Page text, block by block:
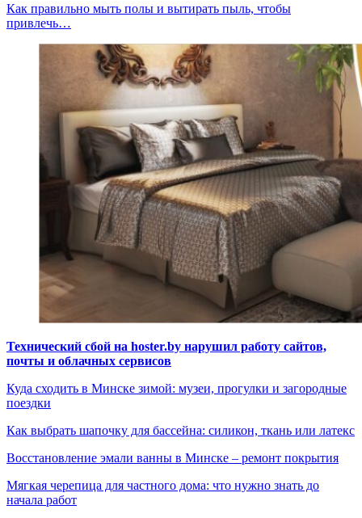
Как правильно мыть полы и вытирать пыль, чтобы
привлечь…
Технический сбой на hoster.by нарушил работу сайтов,
почты и облачных сервисов
Куда сходить в Минске зимой: музеи, прогулки и загородные
поездки
Как выбрать шапочку для бассейна: силикон, ткань или латекс
Восстановление эмали ванны в Минске – ремонт покрытия
Мягкая черепица для частного дома: что нужно знать до
начала работ